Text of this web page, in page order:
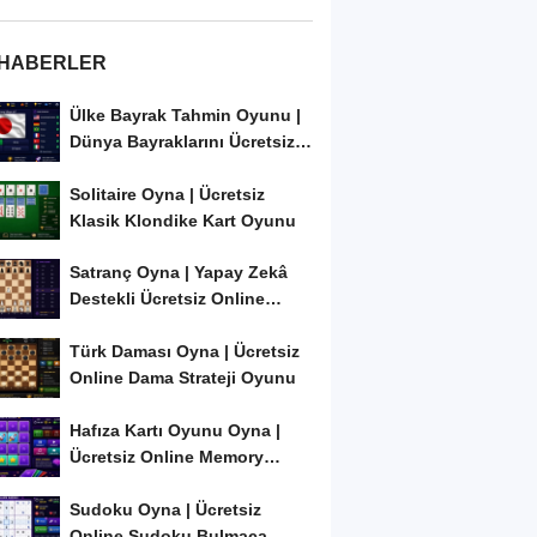
Ülke Bayrak Tahmin Oyunu |
Dünya Bayraklarını Ücretsiz
Solitaire Oyna | Ücretsiz
Klasik Klondike Kart Oyunu
Satranç Oyna | Yapay Zekâ
Destekli Ücretsiz Online
Türk Daması Oyna | Ücretsiz
Online Dama Strateji Oyunu
Hafıza Kartı Oyunu Oyna |
Ücretsiz Online Memory
Sudoku Oyna | Ücretsiz